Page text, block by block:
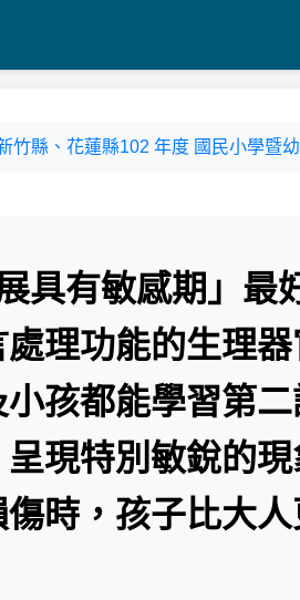
竹縣、花蓮縣102 年度 國民小學暨
具有敏感期」最
理功能的生理器
孩都能學習第
現特別敏銳的
時，孩子比大